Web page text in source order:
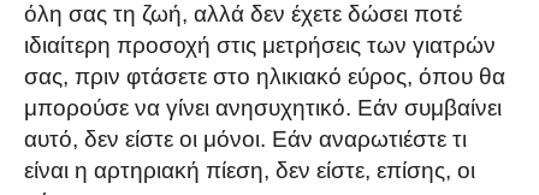
όλη σας τη ζωή, αλλά δεν έχετε δώσει ποτέ
ιδιαίτερη προσοχή στις μετρήσεις των γιατρών
σας, πριν φτάσετε στο ηλικιακό εύρος, όπου θα
μπορούσε να γίνει ανησυχητικό. Εάν συμβαίνει
αυτό, δεν είστε οι μόνοι. Εάν αναρωτιέστε τι
είναι η αρτηριακή πίεση, δεν είστε, επίσης, οι